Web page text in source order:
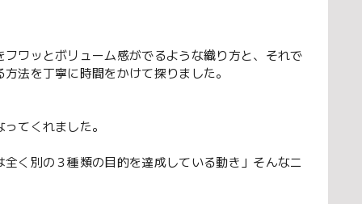
ワッとボリューム感がでるような織り方と、それで
法を丁寧に時間をかけて探りました。
てくれました。
く別の３種類の目的を達成している動き」そんなニ